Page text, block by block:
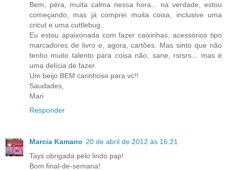
Bem, péra, muita calma nessa hora... na verdade, estou
começando, mas já comprei muita coisa, inclusive uma
cricut e uma cuttlebug.
Eu estou apaixonada com fazer caixinhas, acessórios tipo
marcadores de livro e, agora, cartões. Mas sinto que não
tenho muito talento para coisa não, sane, rsrsrs... mas é
uma delícia de fazer.
Um beijo BEM carinhoso para vc!!
Saudades,
Mari
Responder
Marcia Kamano 20 de abril de 2012 às 16:21
Tays obrigada pelo lindo pap!
Bom final-de-semana!